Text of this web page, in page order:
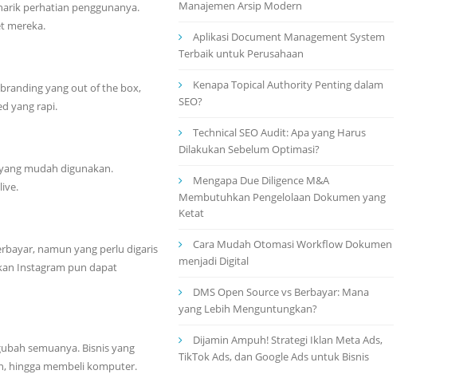
perhatian penggunanya.
mereka.
yang out of the box,
yang rapi.
mudah digunakan.
namun yang perlu digaris
Instagram pun dapat
semuanya. Bisnis yang
hingga membeli komputer.
Manajemen Arsip Modern
Aplikasi Document Management System
Terbaik untuk Perusahaan
Kenapa Topical Authority Penting dalam
SEO?
Technical SEO Audit: Apa yang Harus
Dilakukan Sebelum Optimasi?
Mengapa Due Diligence M&A
Membutuhkan Pengelolaan Dokumen yang
Ketat
Cara Mudah Otomasi Workflow Dokumen
menjadi Digital
DMS Open Source vs Berbayar: Mana
yang Lebih Menguntungkan?
Dijamin Ampuh! Strategi Iklan Meta Ads,
TikTok Ads, dan Google Ads untuk Bisnis